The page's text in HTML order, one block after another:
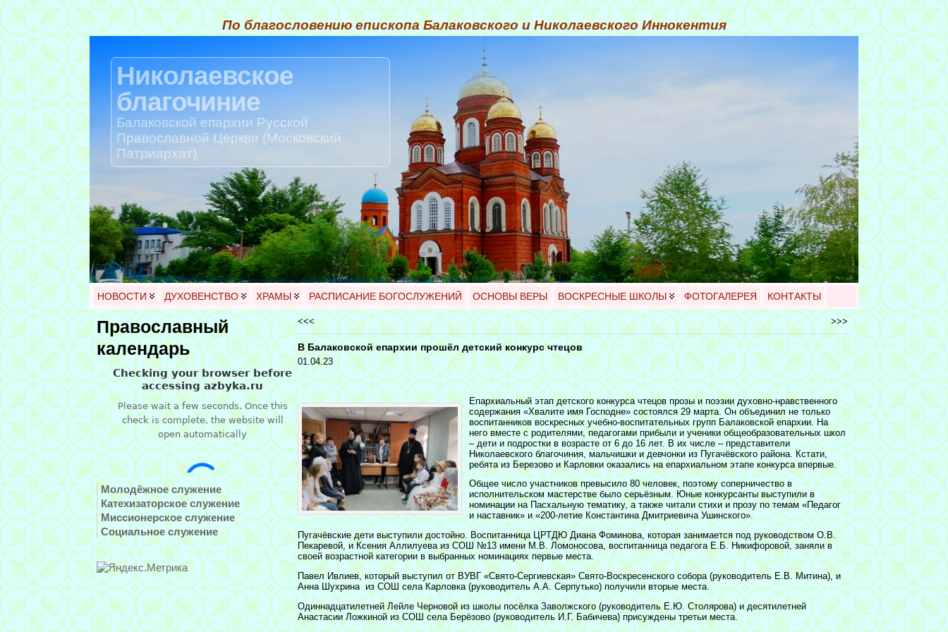
По благословению епископа Балаковского и Николаевского Иннокентия
Николаевское
благочиние
Балаковской епархии Русской
Православной Церкви (Московский
Патриархат)
НОВОСТИ ДУХОВЕНСТВО ХРАМЫ РАСПИСАНИЕ БОГОСЛУЖЕНИЙ ОСНОВЫ ВЕРЫ ВОСКРЕСНЫЕ ШКОЛЫ ФОТОГАЛЕРЕЯ КОНТАКТЫ
Православный
календарь
Молодёжное служение
Катехизаторское служение
Миссионерское служение
Социальное служение
<<< >>>
В Балаковской епархии прошёл детский конкурс чтецов
01.04.23
Епархиальный этап детского конкурса чтецов прозы и поэзии духовно-нравственного
содержания «Хвалите имя Господне» состоялся 29 марта. Он объединил не только
воспитанников воскресных учебно-воспитательных групп Балаковской епархии. На
него вместе с родителями, педагогами прибыли и ученики общеобразовательных школ
– дети и подростки в возрасте от 6 до 16 лет. В их числе – представители
Николаевского благочиния, мальчишки и девчонки из Пугачёвского района. Кстати,
ребята из Березово и Карловки оказались на епархиальном этапе конкурса впервые.
Общее число участников превысило 80 человек, поэтому соперничество в
исполнительском мастерстве было серьёзным. Юные конкурсанты выступили в
номинации на Пасхальную тематику, а также читали стихи и прозу по темам «Педагог
и наставник» и «200-летие Константина Дмитриевича Ушинского».
Пугачёвские дети выступили достойно. Воспитанница ЦРТДЮ Диана Фоминова, которая занимается под руководством О.В.
Пекаревой, и Ксения Аллилуева из СОШ №13 имени М.В. Ломоносова, воспитанница педагога Е.Б. Никифоровой, заняли в
своей возрастной категории в выбранных номинациях первые места.
Павел Ивлиев, который выступил от ВУВГ «Свято-Сергиевская» Свято-Воскресенского собора (руководитель Е.В. Митина), и
Анна Шухрина из СОШ села Карловка (руководитель А.А. Серпутько) получили вторые места.
Одиннадцатилетней Лейле Черновой из школы посёлка Заволжского (руководитель Е.Ю. Столярова) и десятилетней
Анастасии Ложкиной из СОШ села Берёзово (руководитель И.Г. Бабичева) присуждены третьи места.